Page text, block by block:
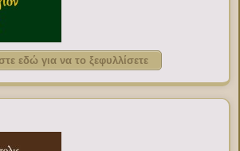
εδώ για να το ξεφυλλίσετε